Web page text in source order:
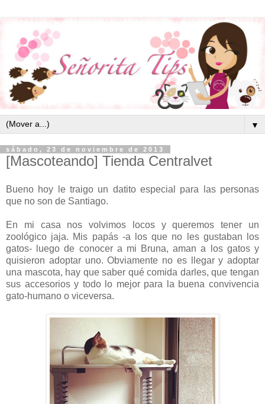
▼
sábado, 23 de noviembre de 2013
[Mascoteando] Tienda Centralvet
Bueno hoy le traigo un datito especial para las personas
que no son de Santiago.
En mi casa nos volvimos locos y queremos tener un
zoológico jaja. Mis papás -a los que no les gustaban los
gatos- luego de conocer a mi Bruna, aman a los gatos y
quisieron adoptar uno. Obviamente no es llegar y adoptar
una mascota, hay que saber qué comida darles, que tengan
sus accesorios y todo lo mejor para la buena convivencia
gato-humano o viceversa.